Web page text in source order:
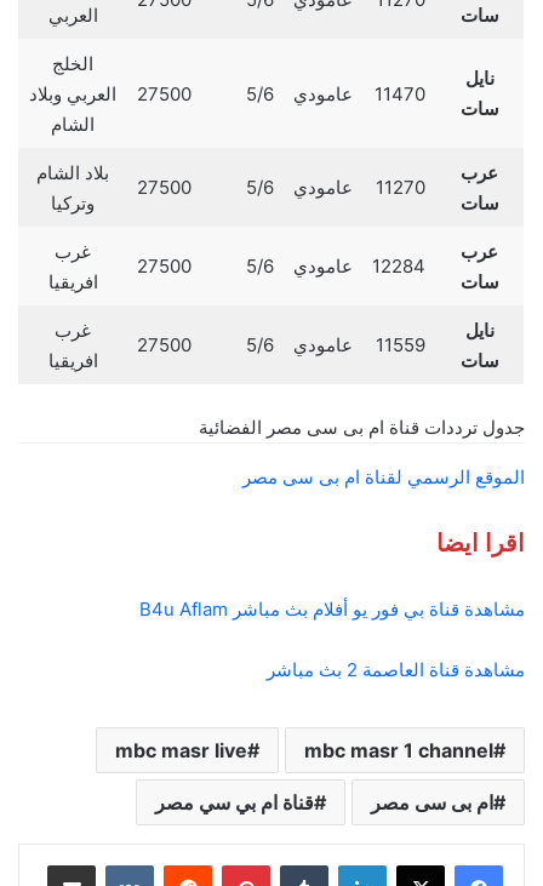
سات العربي
نايل
سات
11470 عامودي 5/6
27500
الخلج
العربي وبلاد
الشام
عرب
سات
11270 عامودي 5/6
27500
بلاد الشام
وتركيا
عرب
سات
12284 عامودي 5/6
27500
غرب
افريقيا
نايل
سات
11559 عامودي 5/6
27500
غرب
افريقيا
جدول ترددات قناة ام بى سى مصر الفضائية
الموقع الرسمي لقناة ام بى سى مصر
اقرا ايضا
مشاهدة قناة بي فور يو أفلام بث مباشر B4u Aflam
مشاهدة قناة العاصمة 2 بث مباشر
mbc masr 1 channel
mbc masr live
ام بى سى مصر قناة ام بي سي مصر
لينكدإن بينتيريست مشاركة عبر البريد